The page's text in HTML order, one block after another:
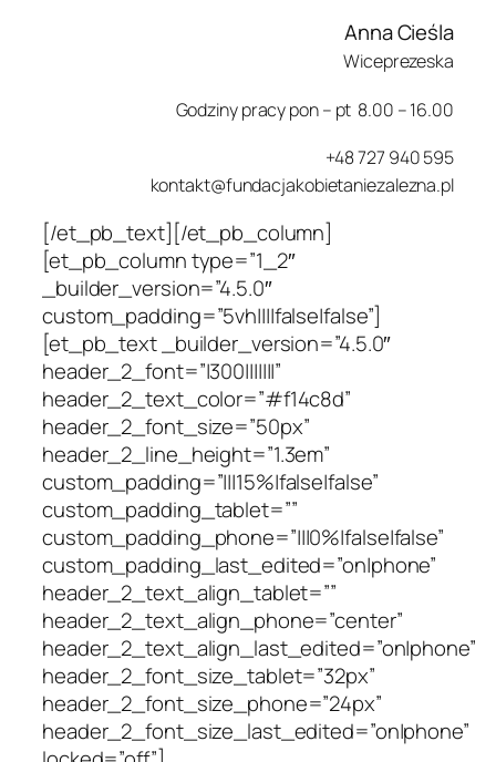
Anna Cieśla
Wiceprezeska
Godziny pracy pon – pt 8.00 – 16.00
+48 727 940 595
kontakt@fundacjakobietaniezalezna.pl
[/et_pb_text][/et_pb_column]
[et_pb_column type=”1_2″
_builder_version=”4.5.0″
custom_padding=”5vh||||false|false”]
[et_pb_text _builder_version=”4.5.0″
header_2_font=”|300|||||||”
header_2_text_color=”#f14c8d”
header_2_font_size=”50px”
header_2_line_height=”1.3em”
custom_padding=”|||15%|false|false”
custom_padding_tablet=””
custom_padding_phone=”|||0%|false|false”
custom_padding_last_edited=”on|phone”
header_2_text_align_tablet=””
header_2_text_align_phone=”center”
header_2_text_align_last_edited=”on|phone”
header_2_font_size_tablet=”32px”
header_2_font_size_phone=”24px”
header_2_font_size_last_edited=”on|phone”